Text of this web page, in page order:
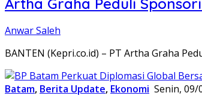
Anwar Saleh
BANTEN (Kepri.co.id) – PT Artha Graha
Batam, Berita Update, Ekonomi Senin, 09/